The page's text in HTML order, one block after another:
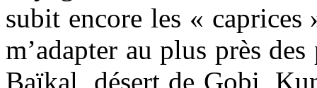
subit encore les « caprices
m’adapter au plus près
Baïkal, désert de Gobi,